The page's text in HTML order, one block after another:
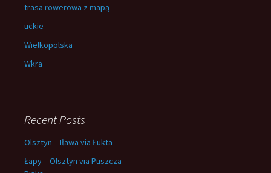
trasa rowerowa z mapą
uckie
Wielkopolska
Wkra
Recent Posts
Olsztyn – Iława via Łukta
Łapy – Olsztyn via Puszcza